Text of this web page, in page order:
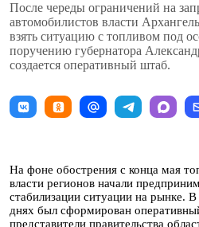
После череды ограничений на
автомобилистов власти
взять ситуацию с топливом под
поручению губернатора
создается оперативный штаб.
На фоне обострения с конца мая
власти регионов начали
стабилизации ситуации на рынке.
днях был сформирован
представители правительства